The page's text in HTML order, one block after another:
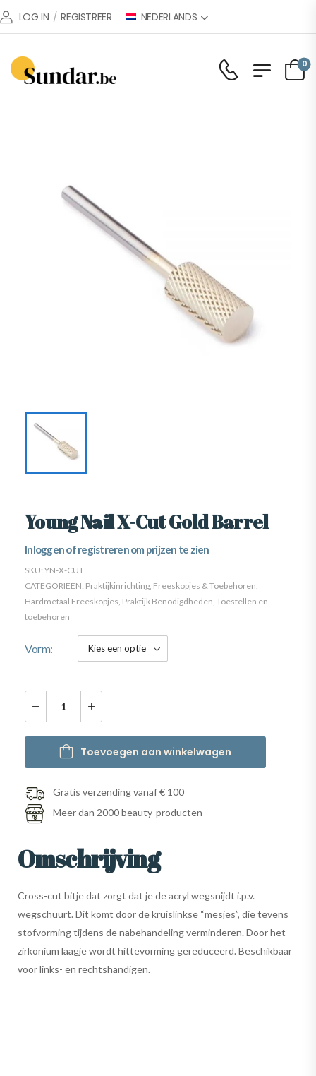
LOG IN / REGISTREER NEDERLANDS
0
Young Nail X-Cut Gold Barrel
Inloggen of registreren om prijzen te zien
SKU: YN-X-CUT
CATEGORIEËN: Praktijkinrichting Freeskopjes & Toebehoren
Hardmetaal Freeskopjes Praktijk Benodigdheden Toestellen en
toebehoren
Vorm
Toevoegen aan winkelwagen
Gratis verzending vanaf € 100
Meer dan 2000 beauty-producten
Omschrijving
Cross-cut bitje dat zorgt dat je de acryl wegsnijdt i.p.v.
wegschuurt. Dit komt door de kruislinkse “mesjes”, die tevens
stofvorming tijdens de nabehandeling verminderen. Door het
zirkonium laagje wordt hittevorming gereduceerd. Beschikbaar
voor links- en rechtshandigen.